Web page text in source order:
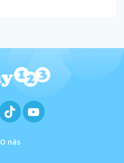
O nás